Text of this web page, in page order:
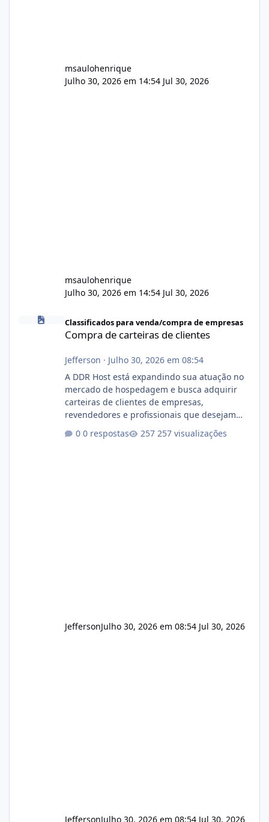
msaulohenrique
Julho 30, 2026 em 14:54 Jul 30, 2026
msaulohenrique
Julho 30, 2026 em 14:54 Jul 30, 2026
Compra de carteiras de clientes
Classificados para venda/compra de empresas
Compra de carteiras de clientes
Jefferson · Julho 30, 2026 em 08:54
A DDR Host está expandindo sua atuação no
mercado de hospedagem e busca adquirir
carteiras de clientes de empresas,
revendedores e profissionais que desejam
encerrar suas atividades ou reduzir sua
operação. Se você possui clientes ativos de
0 respostas 257 visualizações
JeffersonJulho 30, 2026 em 08:54 Jul 30, 2026
JeffersonJulho 30, 2026 em 08:54 Jul 30, 2026